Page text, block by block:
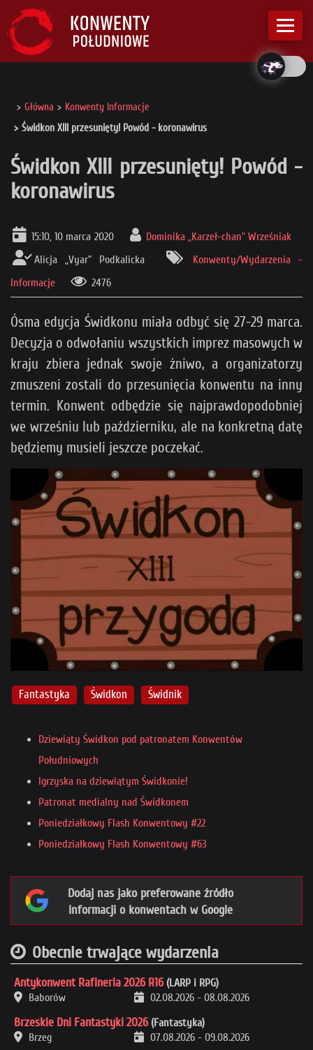
Główna
Konwenty Informacje
Świdkon XIII przesunięty! Powód - koronawirus
Świdkon XIII przesunięty! Powód -
koronawirus
15:10, 10 marca 2020
Dominika „Karzeł-chan” Wrześniak
Alicja „Vyar” Podkalicka
Konwenty/Wydarzenia -
Informacje
2476
Ósma edycja Świdkonu miała odbyć się 27-29 marca.
Decyzja o odwołaniu wszystkich imprez masowych w
kraju zbiera jednak swoje żniwo, a organizatorzy
zmuszeni zostali do przesunięcia konwentu na inny
termin. Konwent odbędzie się najprawdopodobniej
we wrześniu lub październiku, ale na konkretną datę
będziemy musieli jeszcze poczekać.
Fantastyka Świdkon Świdnik
Dziewiąty Świdkon pod patronatem Konwentów
Południowych
Igrzyska na dziewiątym Świdkonie!
Patronat medialny nad Świdkonem
Poniedziałkowy Flash Konwentowy #22
Poniedziałkowy Flash Konwentowy #63
Dodaj nas jako preferowane źródło
informacji o konwentach w Google
Obecnie trwające wydarzenia
Antykonwent Rafineria 2026 R16 (LARP i RPG)
Baborów
02.08.2026 - 08.08.2026
Brzeskie Dni Fantastyki 2026 (Fantastyka)
Brzeg
07.08.2026 - 09.08.2026